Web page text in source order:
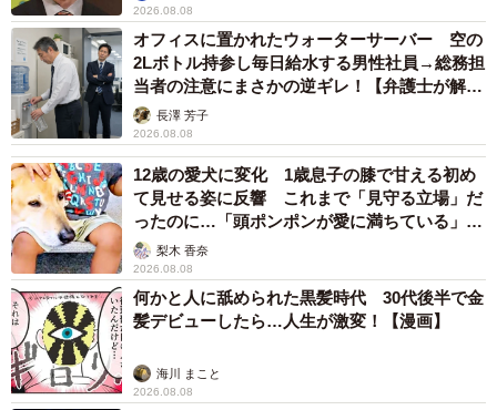
2026.08.08
オフィスに置かれたウォーターサーバー 空の
2Lボトル持参し毎日給水する男性社員→総務担
当者の注意にまさかの逆ギレ！【弁護士が解
説】長澤 芳子
2026.08.08
12歳の愛犬に変化 1歳息子の膝で甘える初め
て見せる姿に反響 これまで「見守る立場」だ
ったのに…「頭ポンポンが愛に満ちている」
「尊…」
梨木 香奈
2026.08.08
何かと人に舐められた黒髪時代 30代後半で金
髪デビューしたら…人生が激変！【漫画】
海川 まこと
2026.08.08